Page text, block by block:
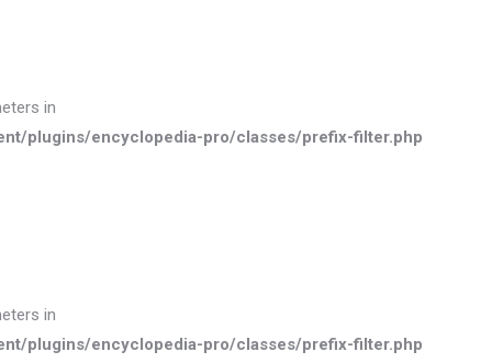
in
plugins/encyclopedia-pro/classes/prefix-filter.php
in
plugins/encyclopedia-pro/classes/prefix-filter.php